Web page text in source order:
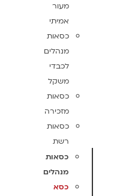
מעור
אמיתי
כסאות
מנהלים
לכבדי
משקל
כסאות
מזכירה
כסאות
רשת
כסאות
מנהלים
כסא